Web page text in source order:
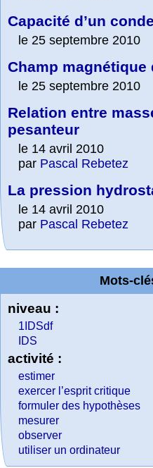
Capacité d’un
le 25 septembre 2010
Champ magnétique
le 25 septembre 2010
Relation entre
pesanteur
le 14 avril 2010
par Pascal Rebetez
La pression
le 14 avril 2010
par Pascal Rebetez
Mots-
niveau :
1IDSdf
IDS
activité :
estimer
exercer l’esprit critique
formuler des hypothèses
mesurer
observer
utiliser un ordinateur